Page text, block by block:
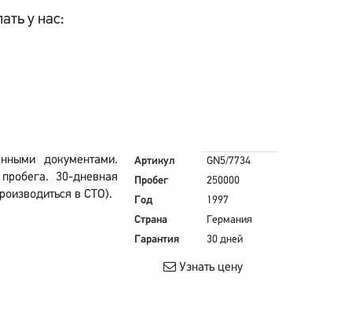
у нас:
документами.
30-дневная
в СТО).
Артикул
GN5/7734
Пробег
250000
Год
1997
Страна
Германия
Гарантия
30 дней
Узнать цену